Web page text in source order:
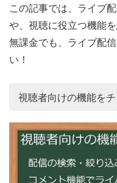
この記事では、ライブ
や、視聴に役立つ機能を
無課金でも、ライブ配
い！
視聴者向けの機能をチ